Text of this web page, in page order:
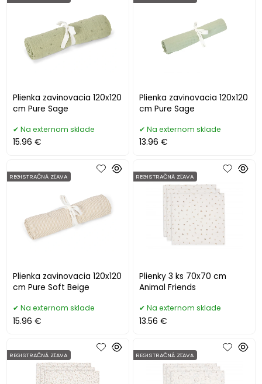
Plienka zavinovacia 120x120
cm Pure Sage
Na externom sklade
15.96 €
Plienka zavinovacia 120x120
cm Pure Sage
Na externom sklade
13.96 €
Plienka zavinovacia 120x120
cm Pure Soft Beige
REGISTRAČNÁ ZĽAVA
Na externom sklade
15.96 €
Plienky 3 ks 70x70 cm
Animal Friends
REGISTRAČNÁ ZĽAVA
Na externom sklade
13.56 €
REGISTRAČNÁ ZĽAVA REGISTRAČNÁ ZĽAVA